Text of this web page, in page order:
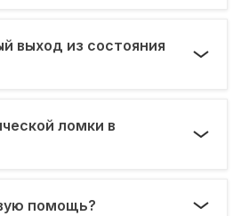
выход из состояния
ломки в
помощь?